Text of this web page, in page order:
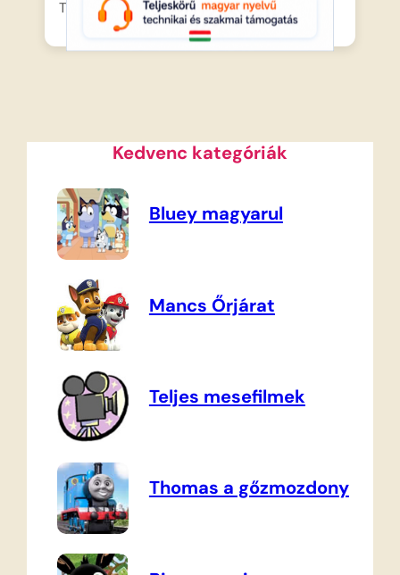
Tommy és Tallulah…
Kedvenc kategóriák
Bluey magyarul
Mancs Őrjárat
Teljes mesefilmek
Thomas a gőzmozdony